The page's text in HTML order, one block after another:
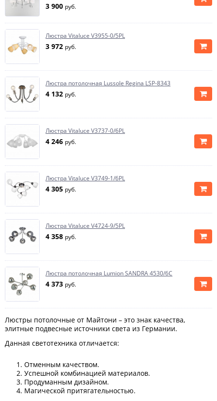
3 900 руб.
Люстра Vitaluce V3955-0/5PL
3 972 руб.
Люстра потолочная Lussole Regina LSP-8343
4 132 руб.
Люстра Vitaluce V3737-0/6PL
4 246 руб.
Люстра Vitaluce V3749-1/6PL
4 305 руб.
Люстра Vitaluce V4724-9/5PL
4 358 руб.
Люстра потолочная Lumion SANDRA 4530/6C
4 373 руб.
Люстры потолочные от Майтони – это знак качества,
элитные подвесные источники света из Германии.
Данная светотехника отличается:
Отменным качеством.
Успешной комбинацией материалов.
Продуманным дизайном.
Магической притягательностью.